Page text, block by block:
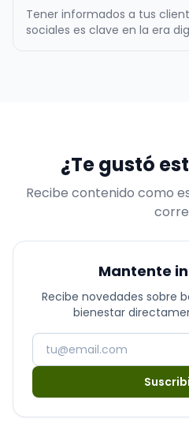
Tener informados a tus
sociales es clave en la era
¿Te gustó
Recibe contenido como
Mantente
Recibe novedades sobre
bienestar